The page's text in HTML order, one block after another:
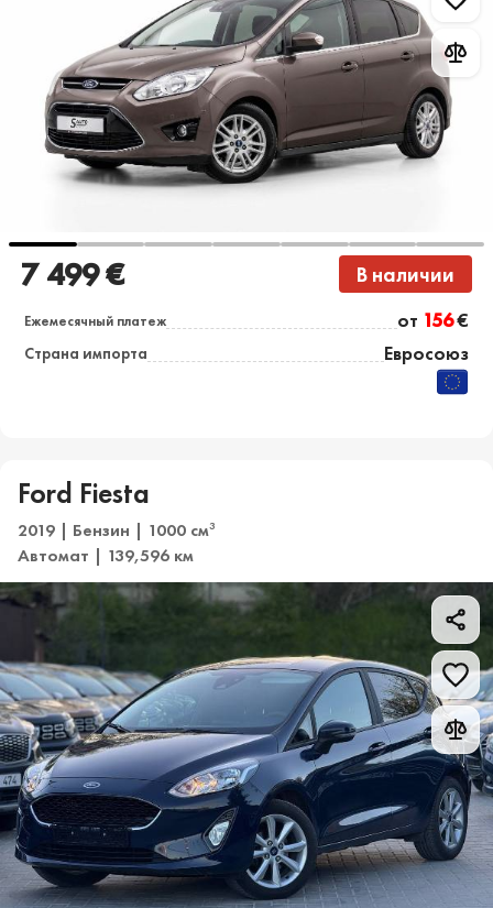
7 499 € В наличии
Ежемесячный платеж от 156€
Страна импорта Евросоюз
Ford Fiesta
2019 | Бензин | 1000 см3
Автомат | 139,596 км